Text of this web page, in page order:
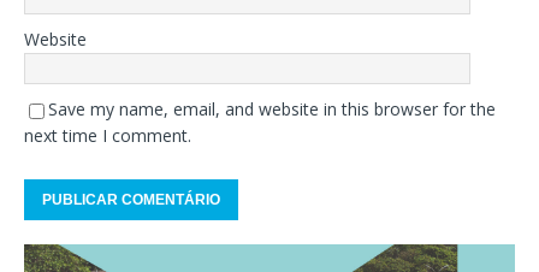
Website
Save my name, email, and website in this browser for the
next time I comment.